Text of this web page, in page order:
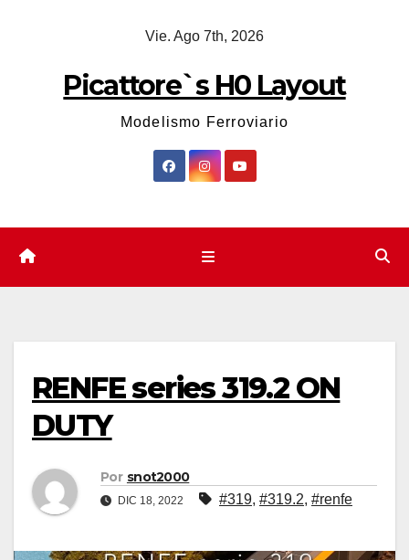
Vie. Ago 7th, 2026
Picattore`s H0 Layout
Modelismo Ferroviario
RENFE series 319.2 ON
DUTY
Por snot2000
DIC 18, 2022 #319, #319.2, #renfe